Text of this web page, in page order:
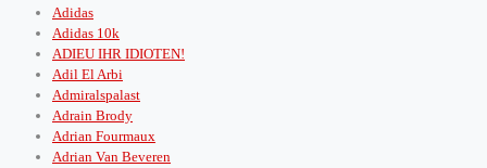
Adidas
Adidas 10k
ADIEU IHR IDIOTEN!
Adil El Arbi
Admiralspalast
Adrain Brody
Adrian Fourmaux
Adrian Van Beveren